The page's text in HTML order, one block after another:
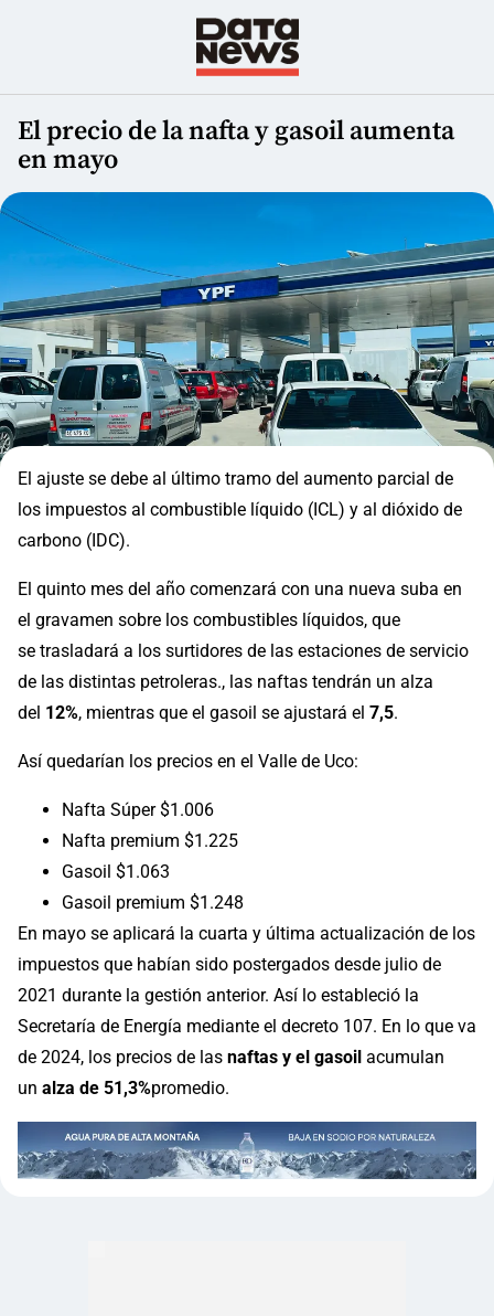
El precio de la nafta y gasoil aumenta
en mayo
El ajuste se debe al último tramo del aumento parcial de
los impuestos al combustible líquido (ICL) y al dióxido de
carbono (IDC).
El quinto mes del año comenzará con una nueva suba en
el gravamen sobre los combustibles líquidos, que
se trasladará a los surtidores de las estaciones de servicio
de las distintas petroleras., las naftas tendrán un alza
del 12%, mientras que el gasoil se ajustará el 7,5.
Así quedarían los precios en el Valle de Uco:
Nafta Súper $1.006
Nafta premium $1.225
Gasoil $1.063
Gasoil premium $1.248
En mayo se aplicará la cuarta y última actualización de los
impuestos que habían sido postergados desde julio de
2021 durante la gestión anterior. Así lo estableció la
Secretaría de Energía mediante el decreto 107. En lo que va
de 2024, los precios de las naftas y el gasoil acumulan
un alza de 51,3%promedio.